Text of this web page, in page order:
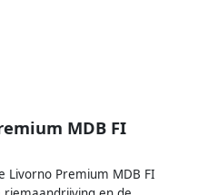
MDB FI
Livorno Premium MDB FI